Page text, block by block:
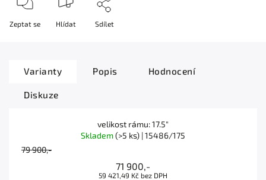
Zeptat se Hlídat Sdílet
Varianty Popis Hodnocení
Diskuze
velikost rámu: 17.5"
Skladem(>5 ks) | 15486/175
79 900,-
71 900,-
59 421,49 Kč bez DPH